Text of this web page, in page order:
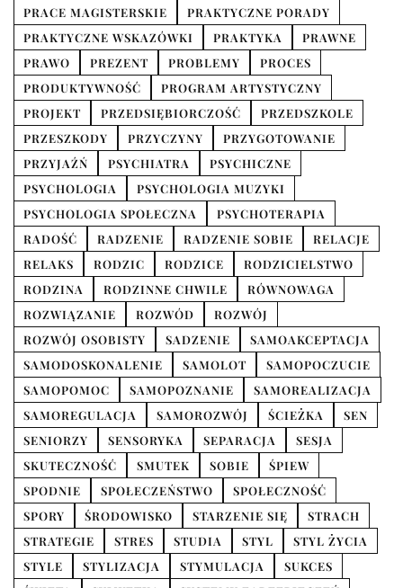
PRACE MAGISTERSKIE
PRAKTYCZNE PORADY
PRAKTYCZNE WSKAZÓWKI
PRAKTYKA
PRAWNE
PRAWO
PREZENT PROBLEMY
PROCES
PRODUKTYWNOŚĆ
PROGRAM ARTYSTYCZNY
PROJEKT
PRZEDSIĘBIORCZOŚĆ
PRZEDSZKOLE
PRZESZKODY
PRZYCZYNY
PRZYGOTOWANIE
PRZYJAŹŃ
PSYCHIATRA
PSYCHICZNE
PSYCHOLOGIA
PSYCHOLOGIA MUZYKI
PSYCHOLOGIA SPOŁECZNA
PSYCHOTERAPIA
RADOŚĆ
RADZENIE RADZENIE SOBIE
RELACJE
RELAKS
RODZIC RODZICE
RODZICIELSTWO
RODZINA
RODZINNE CHWILE
RÓWNOWAGA
ROZWIĄZANIE
ROZWÓD
ROZWÓJ
ROZWÓJ OSOBISTY
SADZENIE
SAMOAKCEPTACJA
SAMODOSKONALENIE
SAMOLOT
SAMOPOCZUCIE
SAMOPOMOC
SAMOPOZNANIE
SAMOREALIZACJA
SAMOREGULACJA
SAMOROZWÓJ ŚCIEŻKA
SEN
SENIORZY
SENSORYKA SEPARACJA
SESJA
SKUTECZNOŚĆ
SMUTEK SOBIE
ŚPIEW
SPODNIE
SPOŁECZEŃSTWO
SPOŁECZNOŚĆ
SPORY
ŚRODOWISKO STARZENIE SIĘ
STRACH
STRATEGIE
STRES STUDIA STYL
STYL ŻYCIA
STYLE
STYLIZACJA STYMULACJA
SUKCES